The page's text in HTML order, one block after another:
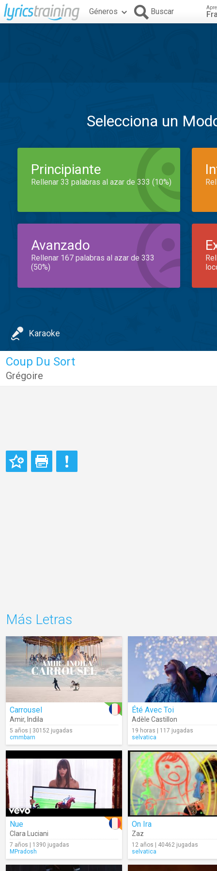
Géneros Buscar
Selecciona un
Principiante
Rellenar 33 palabras al azar de 333 (10%)
Avanzado
Rellenar 167 palabras al azar de 333
(50%)
Karaoke
Coup Du Sort
Grégoire
Más Letras
Carrousel
Amir, Indila
5 años | 30152 jugadas
cmmbarn
Été Avec Toi
Adèle Castillon
19 horas | 117 jugadas
selvatica
Nue
Clara Luciani
7 años | 1390 jugadas
MPradosh
On Ira
Zaz
12 años | 40462 jugadas
selvatica